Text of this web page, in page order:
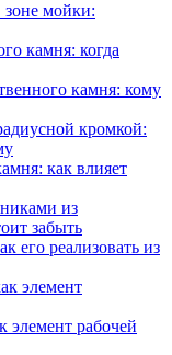
зоне мойки:
камня: когда
камня: кому
кромкой:
как влияет
из
забыть
его реализовать из
элемент
элемент рабочей